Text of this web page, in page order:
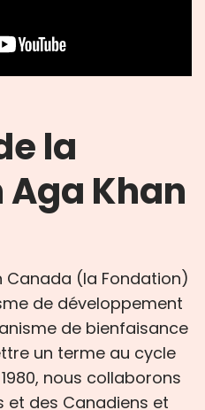
la
Khan
Canada (la Fondation)
de développement
de bienfaisance
un terme au cycle
nous collaborons
et des Canadiens et